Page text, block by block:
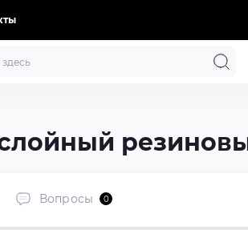
Вопросы 0